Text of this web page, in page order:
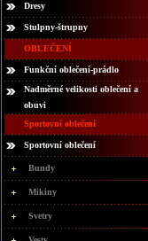
Dresy
Stulpny-štrupny
OBLEČENÍ
Funkční oblečení-prádlo
Nadměrné velikosti oblečení a
obuvi
Sportovní oblečení
Sportovní oblečení
Bundy
Mikiny
Svetry